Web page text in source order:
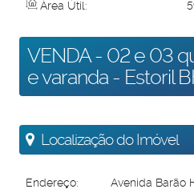
Área Útil:
VENDA - 02 e 03
e varanda - Estoril
Localização do Imóvel
Endereço: Avenida Barão